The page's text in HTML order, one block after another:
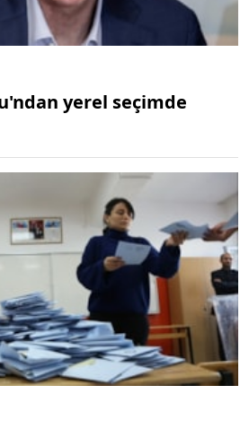
yerel seçimde